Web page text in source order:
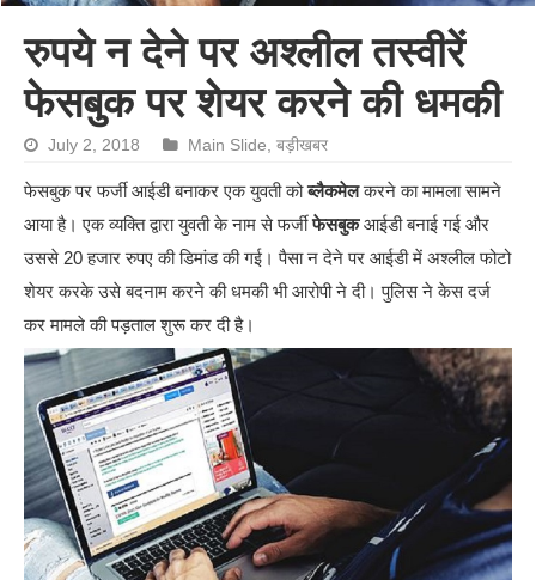
रुपये न देने पर अश्लील तस्वीरें
फेसबुक पर शेयर करने की धमकी
July 2, 2018 Main Slide ,बड़ीखबर
फेसबुक पर फर्जी आईडी बनाकर एक युवती कोब्लैकमेलकरने का मामला सामने
आया है। एक व्यक्ति द्वारा युवती के नाम से फर्जीफेसबुकआईडी बनाई गई और
उससे 20 हजार रुपए की डिमांड की गई। पैसा न देने पर आईडी में अश्लील फोटो
शेयर करके उसे बदनाम करने की धमकी भी आरोपी ने दी। पुलिस ने केस दर्ज
कर मामले की पड़ताल शुरू कर दी है।